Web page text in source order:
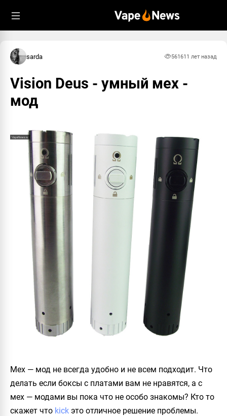
sarda 561611 лет назад
Vision Deus - умный мех -
мод
Мех — мод не всегда удобно и не всем подходит. Что
делать если боксы с платами вам не нравятся, а с
мех — модами вы пока что не особо знакомы? Кто то
скажет что kick это отличное решение проблемы.